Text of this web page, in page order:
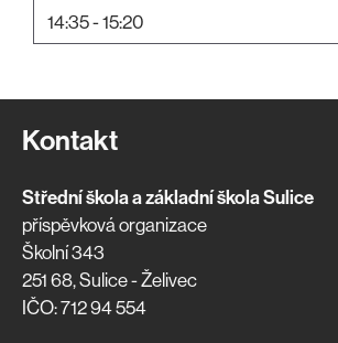
14:35 - 15:20
Kontakt
Střední škola a základní škola Sulice
příspěvková organizace
Školní 343
251 68, Sulice - Želivec
IČO: 712 94 554